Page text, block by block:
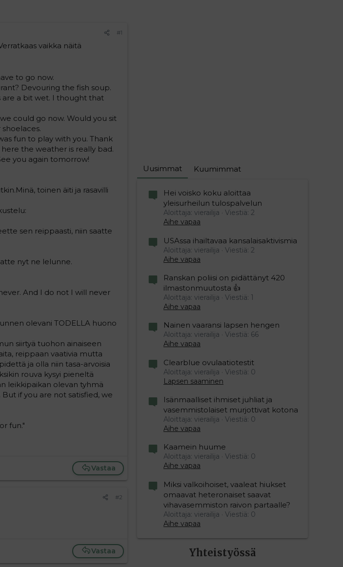
#1
vaikka näitä
to go now.
Devouring the fish soup.
are a bit wet. I thought that
could go now. Would you sit
fun to play with you. Thank
the weather is really bad.
you again tomorrow!
toinen äiti ja rasavilli
sen reippaasti, niin saatte
nyt ne lelunne.
And I do not I will never
olevani TODELLA huono
siirtyä tuohon ainaiseen
reippaan vaativia mutta
ja olla niin tasa-arvoisia
rouva kysyi pieneltä
leikkipaikan olevan tyhmä
if you are not satisfied, we
fun."
Vastaa
#2
Vastaa
Uusimmat Kuumimmat
Hei voisko koku aloittaa
yleisurheilun tulospalvelun
Aloittaja: vierailija
Viestiä: 2
Aihe vapaa
USAssa ihailtavaa kansalaisaktivismia
Aloittaja: vierailija
Viestiä: 2
Aihe vapaa
Ranskan poliisi on pidättänyt 420
ilmastonmuutosta 👍
Aloittaja: vierailija
Viestiä: 1
Aihe vapaa
Nainen vaaransi lapsen hengen
Aloittaja: vierailija
Viestiä: 66
Aihe vapaa
Clearblue ovulaatiotestit
Aloittaja: vierailija
Viestiä: 0
Lapsen saaminen
Isänmaalliset ihmiset juhliat ja
vasemmistolaiset murjottivat kotona
Aloittaja: vierailija
Viestiä: 0
Aihe vapaa
Kaamein huume
Aloittaja: vierailija
Viestiä: 0
Aihe vapaa
Miksi valkoihoiset, vaaleat hiukset
omaavat heteronaiset saavat
vihavasemmiston raivon partaalle?
Aloittaja: vierailija
Viestiä: 0
Aihe vapaa
Yhteistyössä